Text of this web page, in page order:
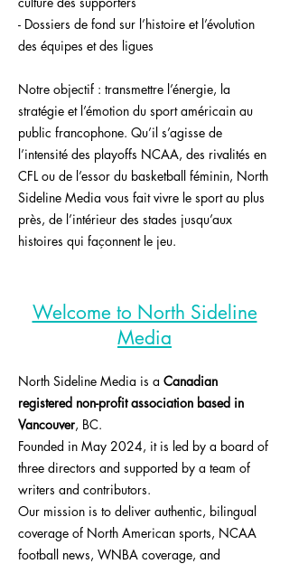
- Dossiers de fond sur l’histoire et l’évolution
des équipes et des ligues
Notre objectif : transmettre l’énergie, la
stratégie et l’émotion du sport américain au
public francophone. Qu’il s’agisse de
l’intensité des playoffs NCAA, des rivalités en
CFL ou de l’essor du basketball féminin, North
Sideline Media vous fait vivre le sport au plus
près, de l’intérieur des stades jusqu’aux
histoires qui façonnent le jeu.
Welcome to North Sideline
Media
North Sideline Media is a Canadian
registered non-profit association based in
Vancouver, BC.
Founded in May 2024, it is led by a board of
three directors and supported by a team of
writers and contributors.
Our mission is to deliver authentic, bilingual
coverage of North American sports, NCAA
football news, WNBA coverage, and